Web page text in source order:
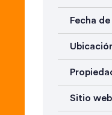
Fecha
Sitio web